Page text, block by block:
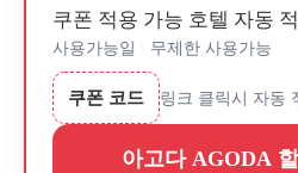
쿠폰 적용 가능 호텔 자동
사용가능일 : 무제한 사용가능
쿠폰 코드 링크 클릭시 자동
아고다 AGODA